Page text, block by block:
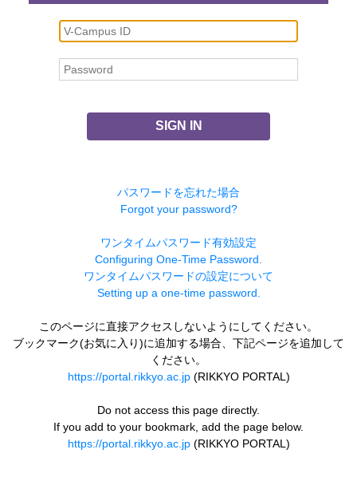
SIGN IN
パスワードを忘れた場合
Forgot your password?
ワンタイムパスワード有効設定
Configuring One-Time Password.
ワンタイムパスワードの設定について
Setting up a one-time password.
このページに直接アクセスしないようにしてください。
ブックマーク(お気に入り)に追加する場合、下記ページを追加して
ください。
https://portal.rikkyo.ac.jp(RIKKYO PORTAL)
Do not access this page directly.
If you add to your bookmark, add the page below.
https://portal.rikkyo.ac.jp(RIKKYO PORTAL)